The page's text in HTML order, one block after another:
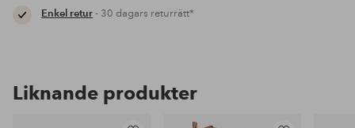
Enkel retur- 30 dagars returrätt*
Liknande produkter